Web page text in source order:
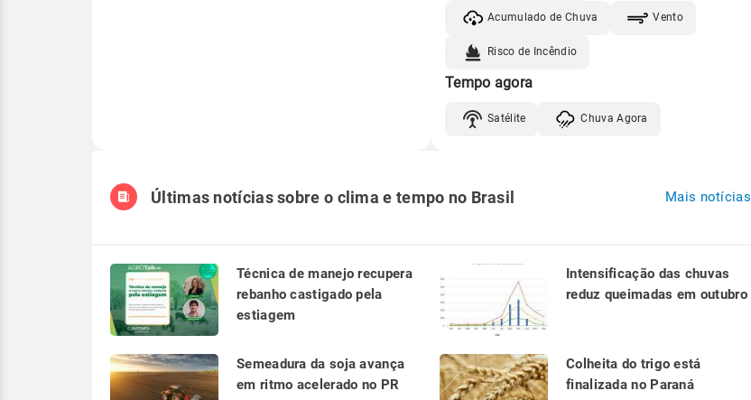
Acumulado de Chuva Vento
Risco de Incêndio
Tempo agora
Satélite Chuva Agora
Últimas notícias sobre o clima e tempo no Brasil Mais notícias
Técnica de manejo recupera
rebanho castigado pela
estiagem
Intensificação das chuvas
reduz queimadas em outubro
Semeadura da soja avança
em ritmo acelerado no PR
Colheita do trigo está
finalizada no Paraná